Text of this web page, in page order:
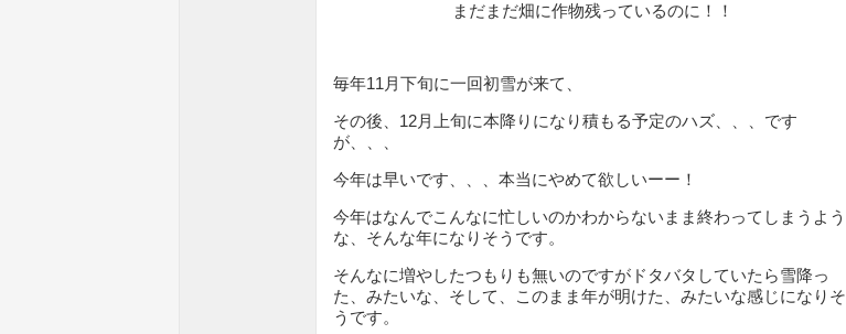
まだまだ畑に作物残っているのに！！
毎年11月下旬に一回初雪が来て、
その後、12月上旬に本降りになり積もる予定のハズ、、、です
が、、、
今年は早いです、、、本当にやめて欲しいーー！
今年はなんでこんなに忙しいのかわからないまま終わってしまうよう
な、そんな年になりそうです。
そんなに増やしたつもりも無いのですがドタバタしていたら雪降っ
た、みたいな、そして、このまま年が明けた、みたいな感じになりそ
うです。